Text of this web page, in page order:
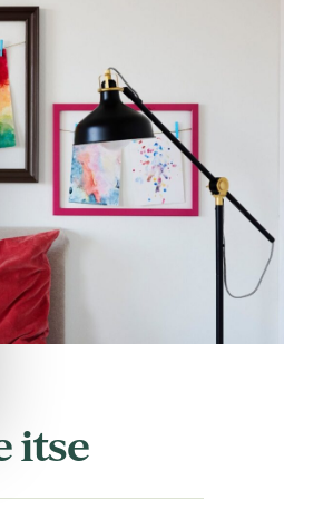
itse